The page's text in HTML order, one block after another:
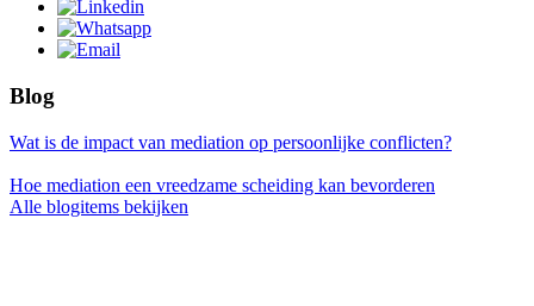
Blog
Wat is de impact van mediation op persoonlijke conflicten?
Hoe mediation een vreedzame scheiding kan bevorderen
Alle blogitems bekijken